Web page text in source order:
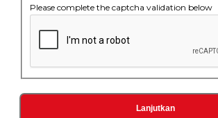
Please complete the captcha validation below
Lanjutkan